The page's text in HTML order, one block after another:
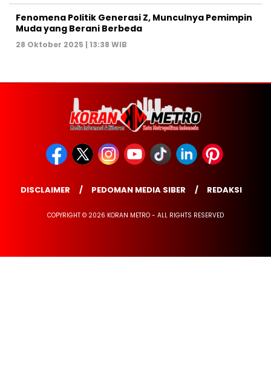
Fenomena Politik Generasi Z, Munculnya Pemimpin
Muda yang Berani Berbeda
28 Oktober 2025 | 13:38 WIB
DISCLAIMER PEDOMAN MEDIA SIBER REDAKSI
COPYRIGHT © 2026 KORAN METRO - ALL RIGHTS RESERVED